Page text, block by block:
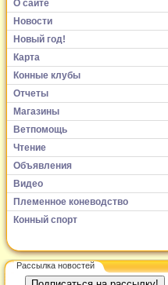
О сайте
Новости
Новый год!
Карта
Конные клубы
Отчеты
Магазины
Ветпомощь
Чтение
Объявления
Видео
Племенное коневодство
Конный спорт
Рассылка новостей